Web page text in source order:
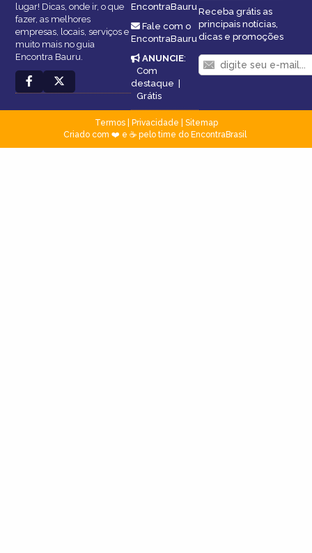
lugar! Dicas, onde ir, o que
fazer, as melhores
empresas, locais, serviços e
muito mais no guia
Encontra Bauru.
EncontraBauru
Fale com o
EncontraBauru
ANUNCIE:
Com
destaque |
Grátis
Receba grátis as
principais notícias,
dicas e promoções
Termos| Privacidade
Sitemap
Criado com ❤️ e ☕ pelo time do EncontraBrasil